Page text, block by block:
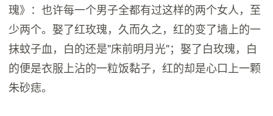
瑰》：也许每一个男子全都有过这样的两个女人，至
少两个。娶了红玫瑰，久而久之，红的变了墙上的一
抹蚊子血，白的还是"床前明月光"；娶了白玫瑰，白
的便是衣服上沾的一粒饭黏子，红的却是心口上一颗
朱砂痣。